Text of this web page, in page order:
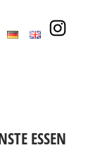
ESSEN